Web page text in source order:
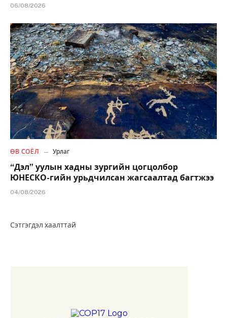
06/08/2026
ӨВ СОЁЛ Урлаг
“Дэл” уулын хадны зургийн цогцолбор
ЮНЕСКО-гийн урьдчилсан жагсаалтад багтжээ
04/08/2026
Сэтгэгдэл хаалттай